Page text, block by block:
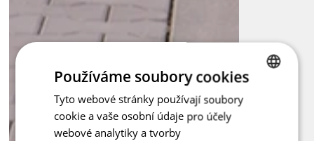
CZECH
Používáme soubory cookies
Tyto webové stránky používají soubory
cookie a vaše osobní údaje pro účely
webové analytiky a tvorby